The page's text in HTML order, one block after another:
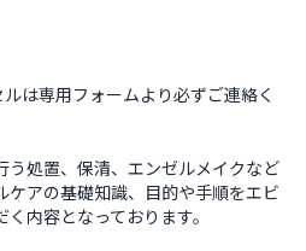
は専用フォームより必ずご連絡く
う処置、保清、エンゼルメイクなど
ケアの基礎知識、目的や手順をエビ
内容となっております。